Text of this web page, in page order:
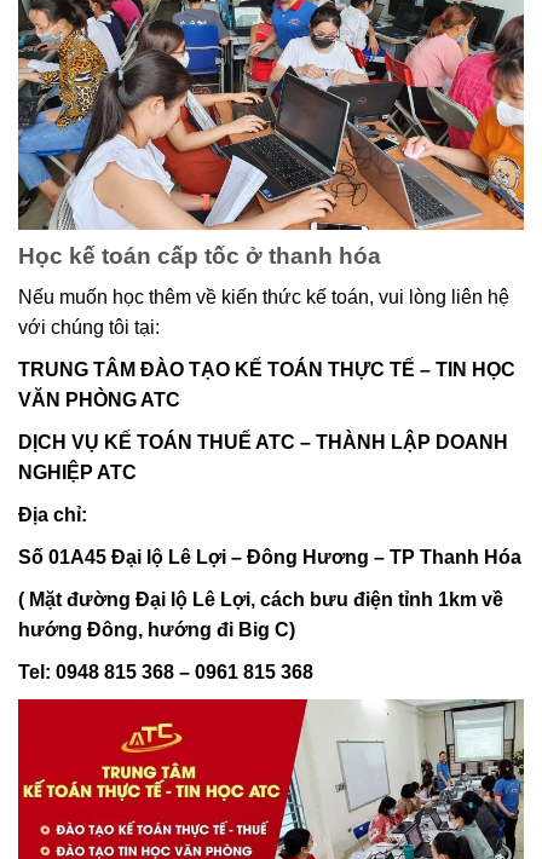
Học kế toán cấp tốc ở thanh hóa
Nếu muốn học thêm về kiến thức kế toán, vui lòng liên hệ
với chúng tôi tại:
TRUNG TÂM ĐÀO TẠO KẾ TOÁN THỰC TẾ – TIN HỌC
VĂN PHÒNG ATC
DỊCH VỤ KẾ TOÁN THUẾ ATC – THÀNH LẬP DOANH
NGHIỆP ATC
Địa chỉ:
Số 01A45 Đại lộ Lê Lợi – Đông Hương – TP Thanh Hóa
( Mặt đường Đại lộ Lê Lợi, cách bưu điện tỉnh 1km về
hướng Đông, hướng đi Big C)
Tel: 0948 815 368 – 0961 815 368